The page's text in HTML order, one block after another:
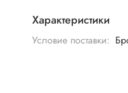
Характеристики
Условие поставки: